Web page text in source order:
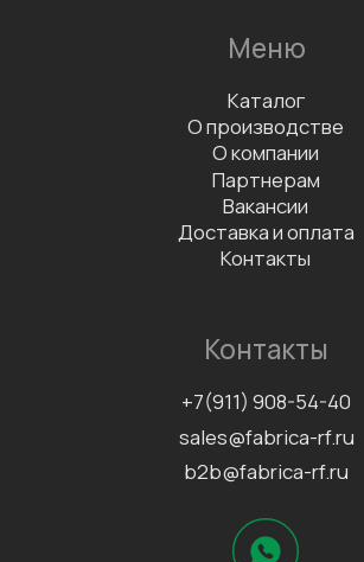
©2026 Все права защищены
КПП 781101001
ИНН 7811757740
ООО «ФАБРИКА»
Данные организации
Документы
рассылка
Согласие на обработку
персональных данных